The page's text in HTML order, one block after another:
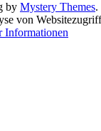
by Mystery Themes.
von
Informationen